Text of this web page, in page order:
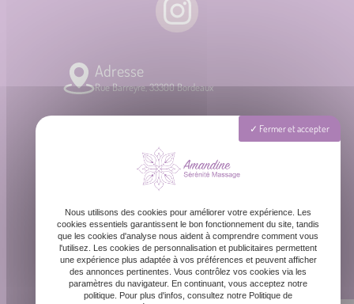
Adresse
Rue Barreyre, 33300 Bordeaux
contact@amandinemassage.fr
Horaires
Lundi - Dimanche : 8h - 20h
Fermer et accepter
Nous utilisons des cookies pour améliorer votre expérience. Les
cookies essentiels garantissent le bon fonctionnement du site, tandis
que les cookies d'analyse nous aident à comprendre comment vous
l'utilisez. Les cookies de personnalisation et publicitaires permettent
une expérience plus adaptée à vos préférences et peuvent afficher
des annonces pertinentes. Vous contrôlez vos cookies via les
paramètres du navigateur. En continuant, vous acceptez notre
politique. Pour plus d'infos, consultez notre Politique de